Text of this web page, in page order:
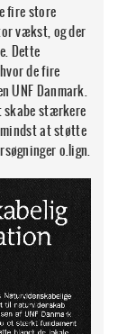
fire store
vækst, og der
Dette
de fire
UNF Danmark.
skabe stærkere
at støtte
o.lign.